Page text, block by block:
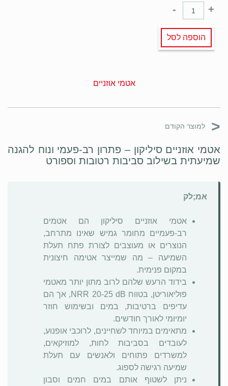
+
-
הוספה לסל
אטמי אוזניים
< למוצר הקודם
אטמי אוזניים סיליקון – פתרון רב-פעמי ונוח להגנה
שמיעתית בשילוב סביבות רטובות וספורט
אמ;לק
אטמי אוזניים סיליקון הם אטמים
רב-פעמיים מחומר גמיש שאינו מתרחב,
הנוצרים או מעוצבים לצורת פתח תעלת
השמיעה – מה שמייצר אטימה חיצונית
במקום פנימית.
בידוד הרעש שלהם לרוב מתון יותר מאטמי
פוליאוריטן, בטווח NRR 20-25 dB, אך הם
עדיפים ברטיבות, במים ובשימוש חוזר
יומיומי לאורך חודשים.
מתאימים במיוחד לשחיינים, לרוכבי אופנוע,
לעובדים בסביבות לחות, למוזיקאים,
למשרדים פתוחים ולאנשים עם תעלת
שמיעה רגישה לספוג.
ניתן לשטוף אותם במים חמים וסבון